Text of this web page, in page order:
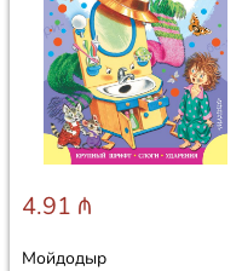
4.91 ₼
Мойдодыр